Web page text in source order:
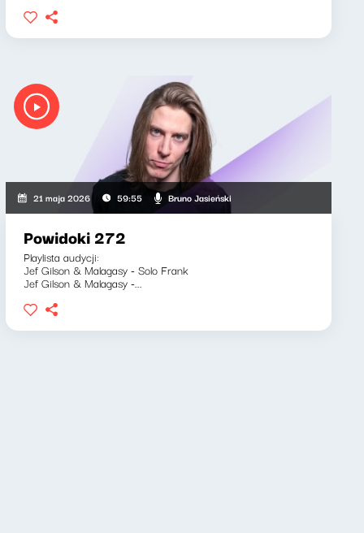
21 maja 2026 59:55 Bruno Jasieński
Powidoki 272
Playlista audycji:
Jef Gilson & Malagasy - Solo Frank
Jef Gilson & Malagasy -...